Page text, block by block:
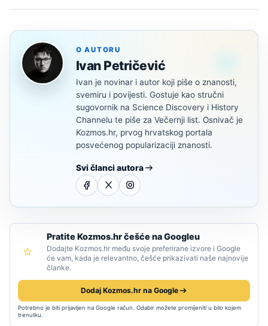
O AUTORU
Ivan Petričević
Ivan je novinar i autor koji piše o znanosti,
svemiru i povijesti. Gostuje kao stručni
sugovornik na Science Discovery i History
Channelu te piše za Večernji list. Osnivač je
Kozmos.hr, prvog hrvatskog portala
posvećenog popularizaciji znanosti.
Svi članci autora
Pratite Kozmos.hr češće na Googleu
Dodajte Kozmos.hr među svoje preferirane izvore i Google
će vam, kada je relevantno, češće prikazivati naše najnovije
članke.
Dodaj Kozmos.hr na Google
Potrebno je biti prijavljen na Google račun. Odabir možete promijeniti u bilo kojem
trenutku.